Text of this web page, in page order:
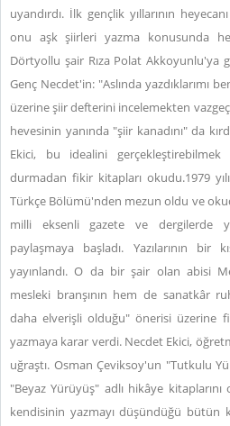
uyandırdı. İlk gençlik yıllarının
onu aşk şiirleri yazma konusunda
Dörtyollu şair Rıza Polat Akkoyunlu'ya
Genç Necdet'in: "Aslında yazdıklarımı
üzerine şiir defterini incelemekten
hevesinin yanında "şiir kanadını" da
Ekici, bu idealini
durmadan fikir kitapları okudu.1979
Türkçe Bölümü'nden mezun oldu ve
milli eksenli gazete ve dergilerde
paylaşmaya başladı. Yazılarının bir
yayınlandı. O da bir şair olan abisi
mesleki branşının hem de sanatkâr
daha elverişli olduğu" önerisi üzerine
yazmaya karar verdi. Necdet Ekici,
uğraştı. Osman Çeviksoy'un "Tutkulu
"Beyaz Yürüyüş" adlı hikâye
kendisinin yazmayı düşündüğü bütün